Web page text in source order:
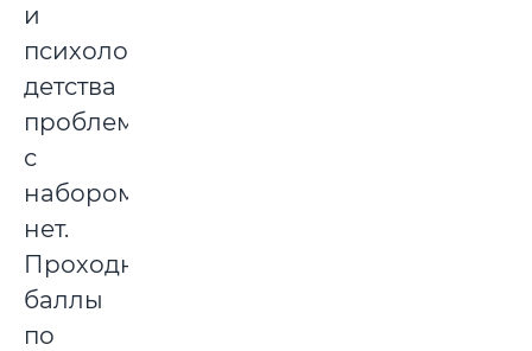
и
психологии
детства
проблем
с
набором
нет.
Проходные
баллы
по